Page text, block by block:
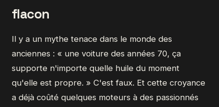
flacon
Il y a un mythe tenace dans le monde des
anciennes : « une voiture des années 70, ça
supporte n'importe quelle huile du moment
qu'elle est propre. » C'est faux. Et cette croyance
a déjà coûté quelques moteurs à des passionnés